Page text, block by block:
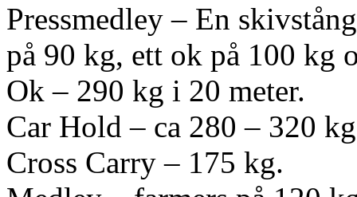
Pressmedley – En
på 90 kg, ett ok på 100 kg
Ok – 290 kg i 20 meter.
Car Hold – ca 280 – 320
Cross Carry – 175 kg.